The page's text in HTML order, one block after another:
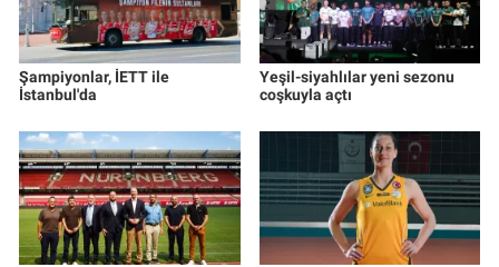
Şampiyonlar, İETT ile
İstanbul'da
Yeşil-siyahlılar yeni sezonu
coşkuyla açtı